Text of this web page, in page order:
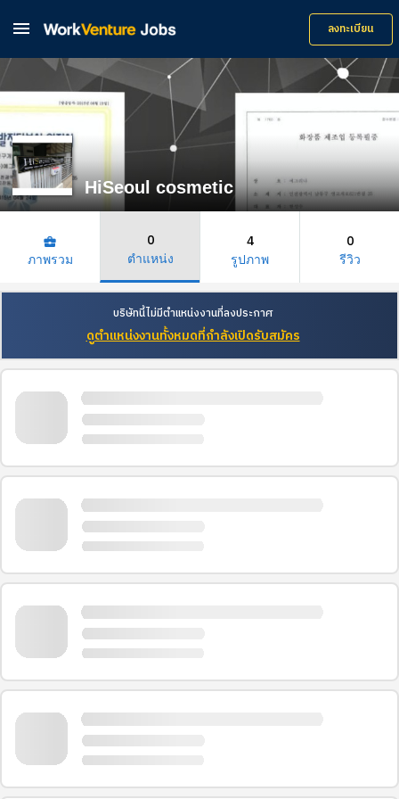
 ลงทะเบียน
HiSeoul cosmetic
business_center
ภาพรวม
0
ตำแหน่ง
4
รูปภาพ
0
รีวิว
บริษัทนี้ไม่มีตำแหน่งงานที่ลงประกาศ
ดูตำแหน่งงานทั้งหมดที่กำลังเปิดรับสมัคร